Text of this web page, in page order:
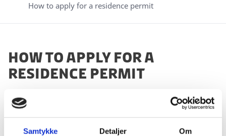
Samtykke Detaljer Om
How to apply for a residence permit
How to apply for a
residence permit
You will find all relevant information on the
website of the Ministry of Foreign Affairs of